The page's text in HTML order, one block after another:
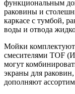
функциональным
раковины и
каркасе с тумбой,
воды и отвода
Мойки
смесителями TOF
могут
экраны для
дополняют